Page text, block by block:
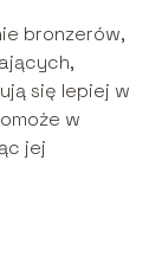
bronzerów,
się lepiej w
w
jej